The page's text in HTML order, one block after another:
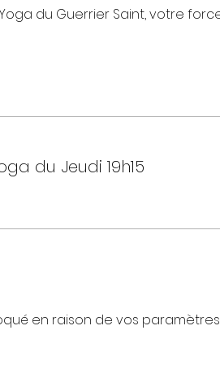
du Guerrier Saint, votre
et bien des évènements pour
rencontrer, ou de vous
du Jeudi 19h15
en raison de vos